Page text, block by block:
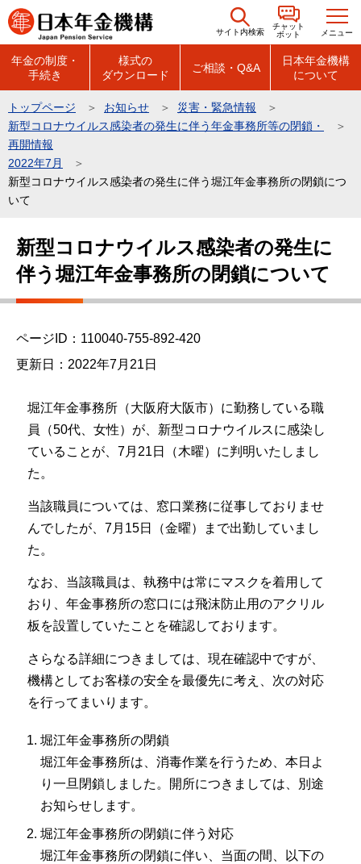
こ
の
の
先
頭
で
す
サイト内検索
チャット
ボット
メニュー
年金の制度・
手続き
様式の
ダウンロード
ご相談・Q&A
日本年金機構
について
トップページ お知らせ
災害・緊急情報
新型コロナウイルス感染者の発生に伴う年金事務所等の閉鎖・
再開情報
2022年7月
新型コロナウイルス感染者の発生に伴う堀江年金事務所の閉鎖につ
いて
新型コロナウイルス感染者の発生に
伴う堀江年金事務所の閉鎖について
ページID：110040-755-892-420
更新日：2022年7月21日
堀江年金事務所（大阪府大阪市）に勤務している職
員（50代、女性）が、新型コロナウイルスに感染し
ていることが、7月21日（木曜）に判明いたしまし
た。
当該職員については、窓口業務に従事しておりませ
んでしたが、7月15日（金曜）まで出勤していまし
た。
なお、当該職員は、執務中は常にマスクを着用して
おり、年金事務所の窓口には飛沫防止用のアクリル
板を設置していたことを確認しております。
さらなる詳細につきましては、現在確認中ですが、
機構としてお客様の安全を最優先に考え、次の対応
を行ってまいります。
堀江年金事務所の閉鎖
堀江年金事務所は、消毒作業を行うため、本日よ
り一旦閉鎖しました。開所につきましては、別途
お知らせします。
堀江年金事務所の閉鎖に伴う対応
堀江年金事務所の閉鎖に伴い、当面の間、以下の